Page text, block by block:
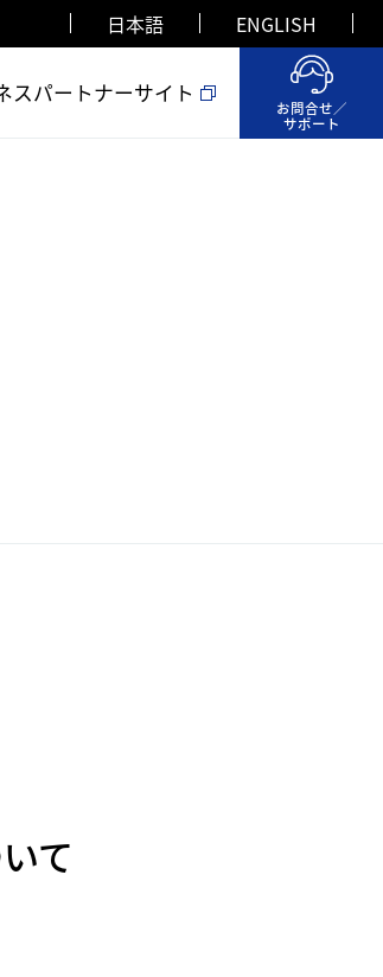
日本語 ENGLISH
スパートナーサイト
お問合せ／
サポート
て